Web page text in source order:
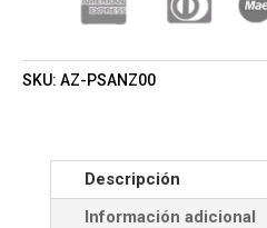
CANTIDAD
SKU: AZ-PSANZ00
Descripción
Información adicional